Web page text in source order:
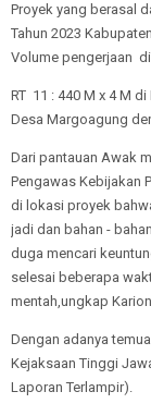
Proyek yang berasal
Tahun 2023
Volume pengerjaan di
RT 11 : 440 M x 4 M
Desa Margoagung
Dari pantauan Awak
Pengawas Kebijakan
di lokasi proyek
jadi dan bahan -
duga mencari
selesai beberapa
mentah,ungkap
Dengan adanya
Kejaksaan Tinggi
Laporan Terlampir).